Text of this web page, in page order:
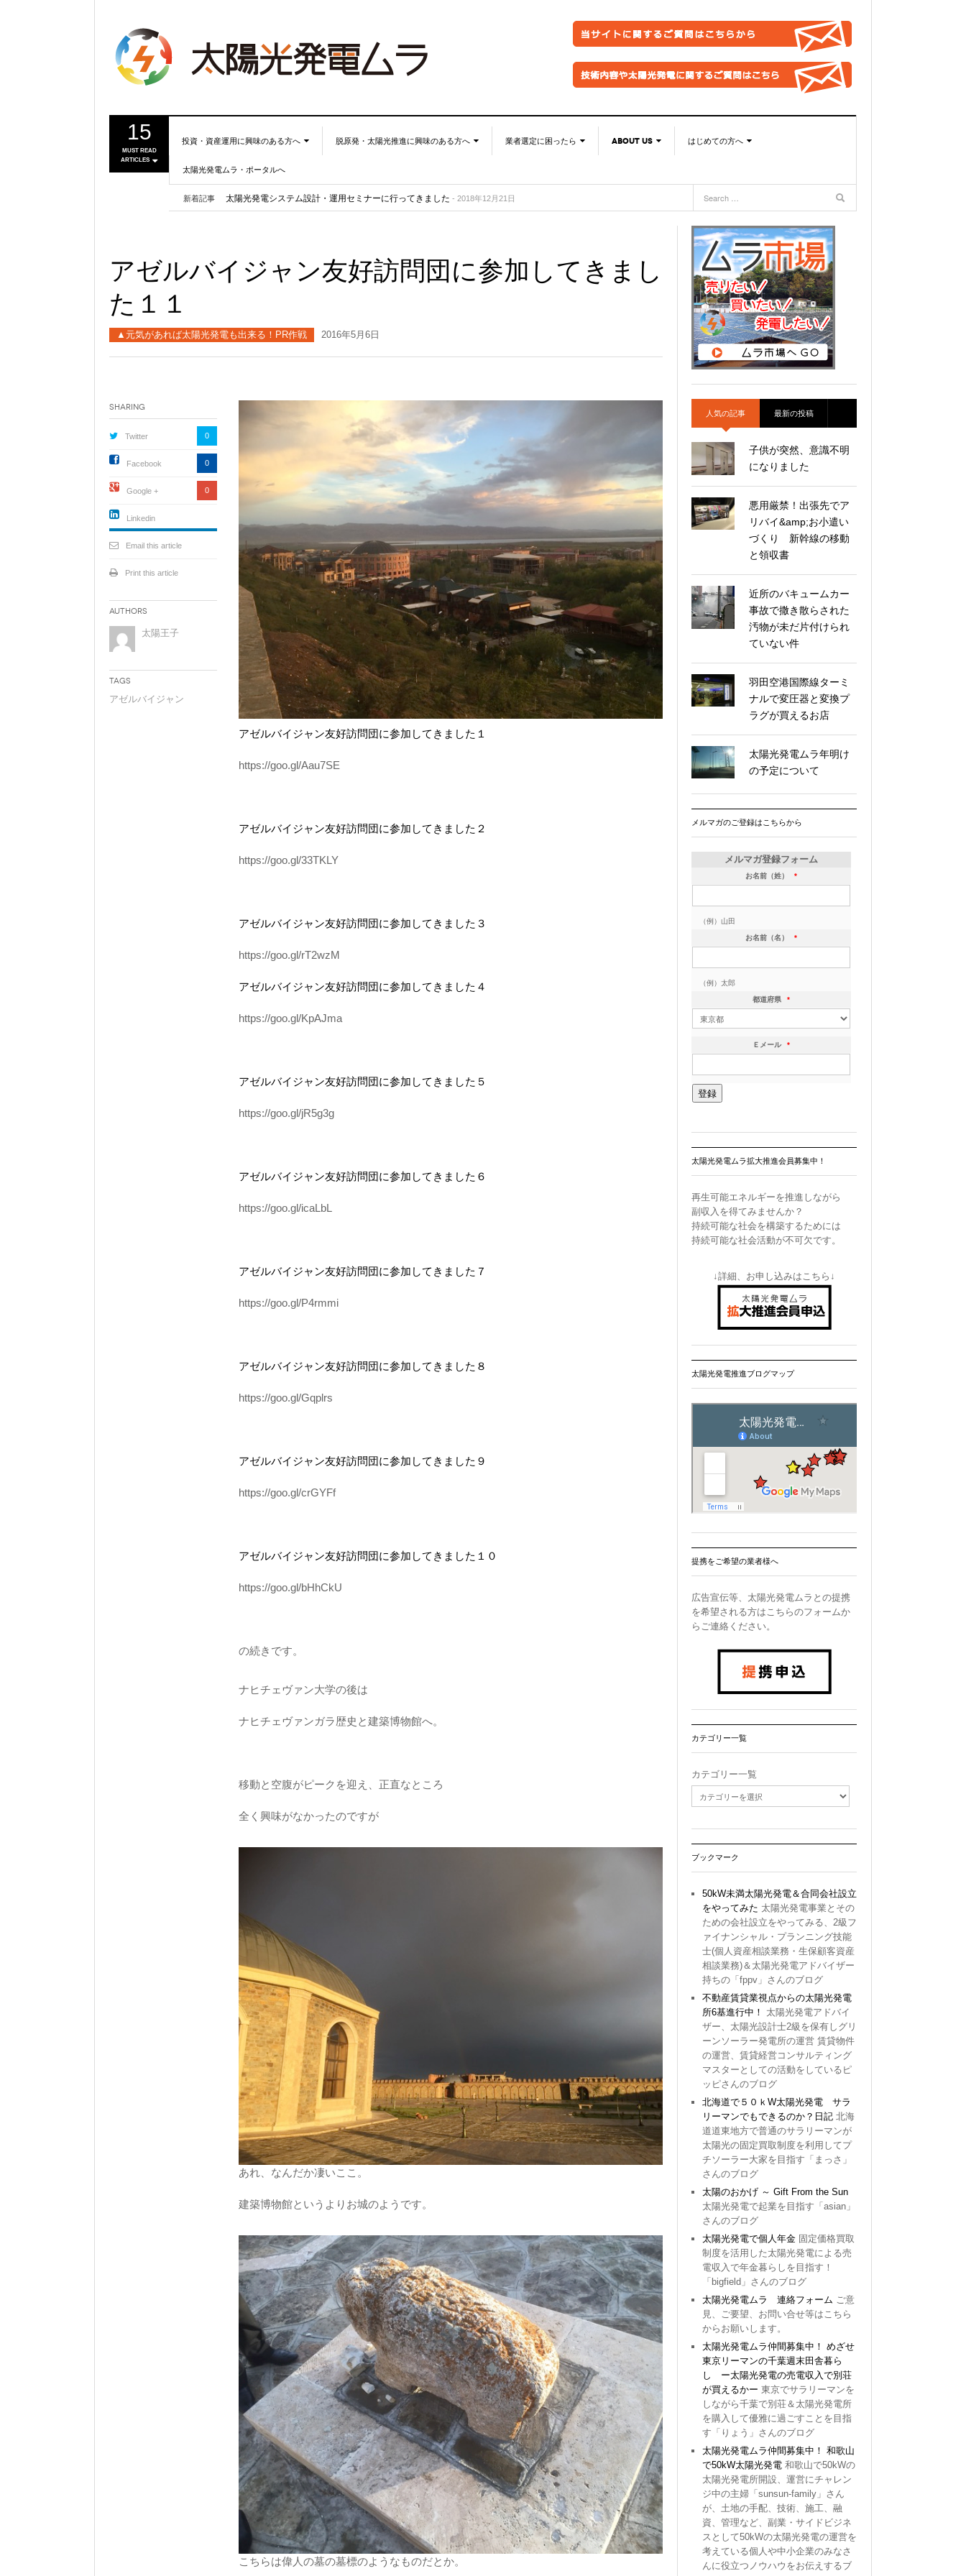
15
MUST READ
ARTICLES
投資・資産運用に興味のある方へ
投資・資産運用に興味のある
方へ
事業計画を立ててみましょ
●再エネ法について
紹介
●これからの太陽光発電
●施工会社
●メンテナンス
●土地探し
●自作キット
脱原発・太陽光推進に興味のある方へ
ある方へ
なぜ今太陽光発電なのか。
業者選定に困ったら
パネル
防草シート
業務委託
ABOUT US
FACEBOOKページ
FACEBOOKグループ
はじめての方へ
太陽光発電ムラの目指すこと
太陽光発電ムラ・ポータルへ
新着記事
劣化率ゼロの太陽光パネル？- 2018年12月21日
太陽光発電システム設計・運用セミナーに行ってきました - 2018年12月21日
第11回太陽光発電ムラ東海支部しげる会＆大忘年会in名古屋を開催しました- 2018年12月18日
アゼルバイジャン友好訪問団に参加してきまし
た１１
▲元気があれば太陽光発電も出来る！PR作戦 2016年5月6日
アゼルバイジャン友好訪問団に参加してきました１
https://goo.gl/Aau7SE
アゼルバイジャン友好訪問団に参加してきました２
https://goo.gl/33TKLY
アゼルバイジャン友好訪問団に参加してきました３
https://goo.gl/rT2wzM
アゼルバイジャン友好訪問団に参加してきました４
https://goo.gl/KpAJma
アゼルバイジャン友好訪問団に参加してきました５
https://goo.gl/jR5g3g
アゼルバイジャン友好訪問団に参加してきました６
https://goo.gl/icaLbL
アゼルバイジャン友好訪問団に参加してきました７
https://goo.gl/P4rmmi
アゼルバイジャン友好訪問団に参加してきました８
https://goo.gl/Gqplrs
アゼルバイジャン友好訪問団に参加してきました９
https://goo.gl/crGYFf
アゼルバイジャン友好訪問団に参加してきました１０
https://goo.gl/bHhCkU
の続きです。
ナヒチェヴァン大学の後は
ナヒチェヴァンガラ歴史と建築博物館へ。
移動と空腹がピークを迎え、正直なところ
全く興味がなかったのですが
あれ、なんだか凄いここ。
建築博物館というよりお城のようです。
こちらは偉人の墓の墓標のようなものだとか。
Sharing
Twitter 0
Facebook 0
Google + 0
Linkedin
icon[type=linkedin-bug]
Email this article
Print this article
Authors
太陽王子
Tags
アゼルバイジャン
人気の記事 最新の投稿
子供が突然、意識不明
になりました
悪用厳禁！出張先でア
リバイ&amp;お小遣い
づくり 新幹線の移動
と領収書
近所のバキュームカー
事故で撒き散らされた
汚物が未だ片付けられ
ていない件
羽田空港国際線ターミ
ナルで変圧器と変換プ
ラグが買えるお店
太陽光発電ムラ年明け
の予定について
メルマガのご登録はこちらから
メルマガ登録フォーム
お名前（姓） *
（例）山田
お名前（名） *
（例）太郎
都道府県 *
Ｅメール *
太陽光発電ムラ拡大推進会員募集中！
再生可能エネルギーを推進しながら
副収入を得てみませんか？
持続可能な社会を構築するためには
持続可能な社会活動が不可欠です。
↓詳細、お申し込みはこちら↓
太陽光発電推進ブログマップ
提携をご希望の業者様へ
広告宣伝等、太陽光発電ムラとの提携
を希望される方はこちらのフォームか
らご連絡ください。
カテゴリー一覧
カテゴリー一覧
ブックマーク
50kW未満太陽光発電＆合同会社設立
をやってみた 太陽光発電事業とその
ための会社設立をやってみる、2級フ
ァイナンシャル・プランニング技能
士(個人資産相談業務・生保顧客資産
相談業務)＆太陽光発電アドバイザー
持ちの「fppv」さんのブログ
不動産賃貸業視点からの太陽光発電
所6基進行中！
太陽光発電アドバイ
ザー、太陽光設計士2級を保有しグリ
ーンソーラー発電所の運営 賃貸物件
の運営、賃貸経営コンサルティング
マスターとしての活動をしているピ
ッピさんのブログ
北海道で５０ｋW太陽光発電 サラ
リーマンでもできるのか？日記 北海
道道東地方で普通のサラリーマンが
太陽光の固定買取制度を利用してプ
チソーラー大家を目指す「まっさ」
さんのブログ
太陽のおかげ ～ Gift From the Sun
太陽光発電で起業を目指す「asian」
さんのブログ
太陽光発電で個人年金 固定価格買取
制度を活用した太陽光発電による売
電収入で年金暮らしを目指す！
「bigfield」さんのブログ
太陽光発電ムラ 連絡フォーム ご意
見、ご要望、お問い合せ等はこちら
からお願いします。
太陽光発電ムラ仲間募集中！ めざせ
東京リーマンの千葉週末田舎暮ら
し ー太陽光発電の売電収入で別荘
が買えるかー 東京でサラリーマンを
しながら千葉で別荘＆太陽光発電所
を購入して優雅に過ごすことを目指
す「りょう」さんのブログ
太陽光発電ムラ仲間募集中！ 和歌山
で50kW太陽光発電 和歌山で50kWの
太陽光発電所開設、運営にチャレン
ジ中の主婦「sunsun-family」さん
が、土地の手配、技術、施工、融
資、管理など、副業・サイドビジネ
スとして50kWの太陽光発電の運営を
考えている個人や中小企業のみなさ
んに役立つノウハウをお伝えするブ